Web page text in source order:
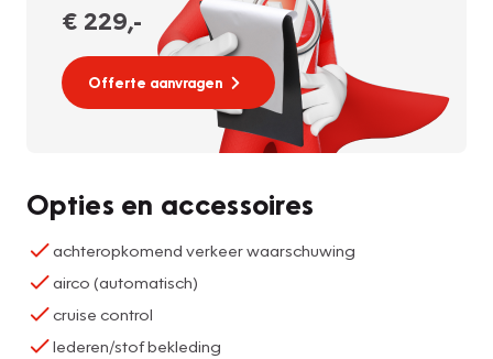
€ 229,-
Offerte aanvragen
Opties en accessoires
achteropkomend verkeer waarschuwing
airco (automatisch)
cruise control
lederen/stof bekleding